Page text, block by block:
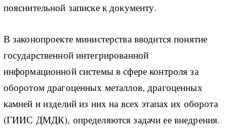
пояснительной записке к документу.
В законопроекте министерства вводится понятие
государственной интегрированной
информационной системы в сфере контроля за
оборотом драгоценных металлов, драгоценных
камней и изделий из них на всех этапах их оборота
(ГИИС ДМДК), определяются задачи ее внедрения.